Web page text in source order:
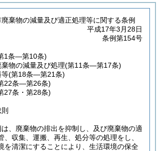
棄物の減量及び適正処理等に関する条例
平成17年3月28日
条例第154号
1条―第10条)
物の減量及び処理(第11条―第17条)
等(第18条―第21条)
22条―第26条)
27条・第28条)
は、廃棄物の排出を抑制し、及び廃棄物の適
、収集、運搬、再生、処分等の処理をし、
を清潔にすることにより、生活環境の保全